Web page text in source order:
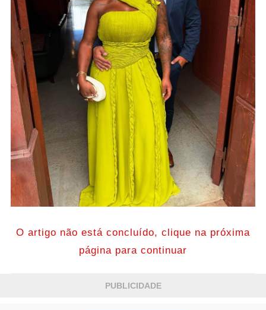
O artigo não está concluído, clique na próxima
página para continuar
PUBLICIDADE